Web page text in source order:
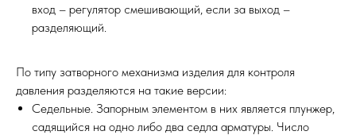
вход – регулятор смешивающий, если за выход –
разделяющий.
По типу затворного механизма изделия для контроля
давления разделяются на такие версии:
Седельные. Запорным элементом в них является плунжер,
садящийся на одно либо два седла арматуры. Число